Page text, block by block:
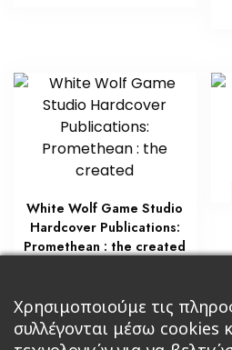
White Wolf Game Studio
Hardcover Publications:
Promethean : the created
Διαβάστε περισσότερα
Χρησιμοποιούμε τις
συλλέγονται μέσω cookies